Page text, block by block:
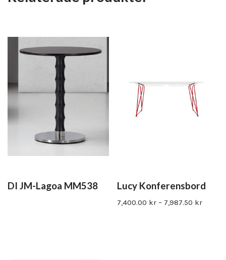
DI JM-Lagoa MM538 Lucy Konferensbord
7,400.00 kr – 7,987.50 kr